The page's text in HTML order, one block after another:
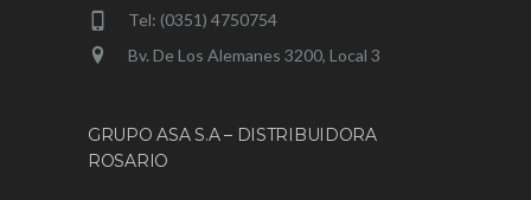
Tel: (0351) 4750754
Bv. De Los Alemanes 3200, Local 3
GRUPO ASA S.A – DISTRIBUIDORA
ROSARIO